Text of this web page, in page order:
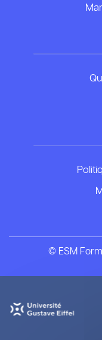
© ESM